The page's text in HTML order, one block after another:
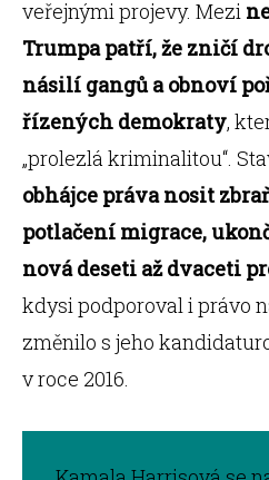
veřejnými projevy. Mezi
Trumpa patří, že zničí
násilí gangů a obnoví
řízených demokraty,
„prolezlá kriminalitou“.
obhájce práva nosit
potlačení migrace,
nová deseti až dvaceti
kdysi podporoval i právo
změnilo s jeho
v roce 2016.